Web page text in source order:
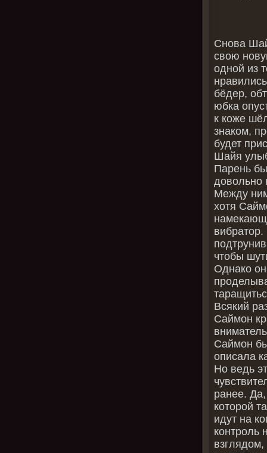
Снова
свою
одной из
бёдер,
юбка
к коже
знаком,
будет
Шайя
Парень
довольно
Между
хотя
чтобы
Однако
Всякий
Саймон
Саймон
описала
Но ведь
ранее.
которой
идут на
контроль